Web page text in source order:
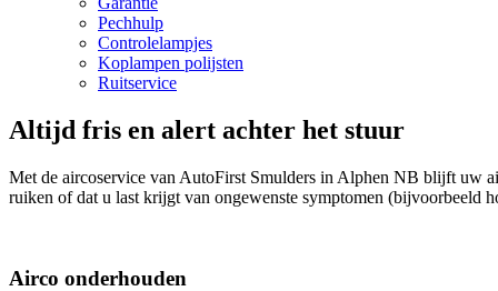
Pechhulp
Controlelampjes
Koplampen polijsten
Ruitservice
Altijd fris en alert achter het stuur
Met de aircoservice van AutoFirst Smulders in Alphen NB blijft uw
ruiken of dat u last krijgt van ongewenste symptomen (bijvoorbeeld
Airco onderhouden